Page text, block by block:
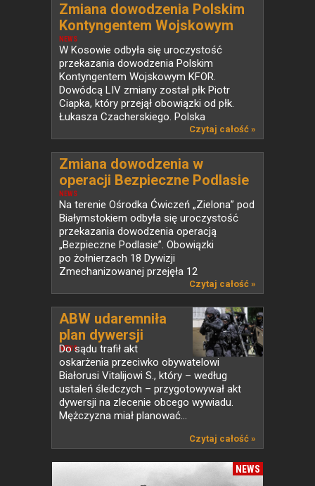
NEWS
Zmiana dowodzenia Polskim
Kontyngentem Wojskowym
KFOR w Kosowie
W Kosowie odbyła się uroczystość
przekazania dowodzenia Polskim
Kontyngentem Wojskowym KFOR.
Dowódcą LIV zmiany został płk Piotr
Ciapka, który przejął obowiązki od płk.
Łukasza Czacherskiego. Polska
Czytaj całość »
NEWS
Zmiana dowodzenia w
operacji Bezpieczne Podlasie
Na terenie Ośrodka Ćwiczeń „Zielona” pod
Białymstokiem odbyła się uroczystość
przekazania dowodzenia operacją
„Bezpieczne Podlasie”. Obowiązki
po żołnierzach 18 Dywizji
Zmechanizowanej przejęła 12
Czytaj całość »
NEWS
ABW udaremniła
plan dywersji
Do sądu trafił akt
oskarżenia przeciwko obywatelowi
Białorusi Vitalijowi S., który – według
ustaleń śledczych – przygotowywał akt
dywersji na zlecenie obcego wywiadu.
Mężczyzna miał planować...
Czytaj całość »
NEWS